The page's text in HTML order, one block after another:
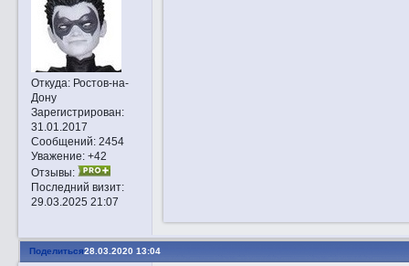
Откуда:Ростов-на-
Дону
Зарегистрирован:
31.01.2017
Сообщений:2454
Уважение: +42
Отзывы:
Последний визит:
29.03.2025 21:07
Поделиться28.03.2020 13:04